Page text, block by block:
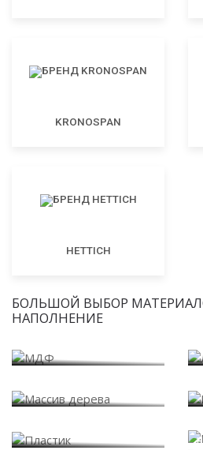
KRONOSPAN
HETTICH
БОЛЬШОЙ ВЫБОР
НАПОЛНЕНИЕ